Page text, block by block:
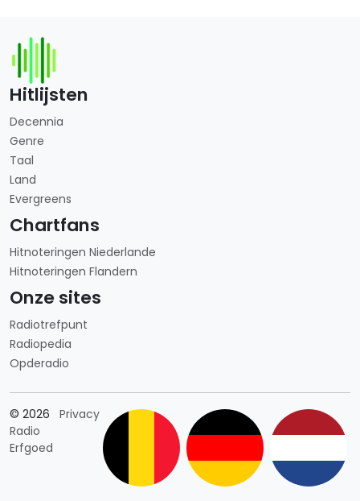
Hitlijsten
Decennia
Genre
Taal
Land
Evergreens
Chartfans
Hitnoteringen Niederlande
Hitnoteringen Flandern
Onze sites
Radiotrefpunt
Radiopedia
Opderadio
© 2026
Radio
Erfgoed
PrivacyLänderauswahl